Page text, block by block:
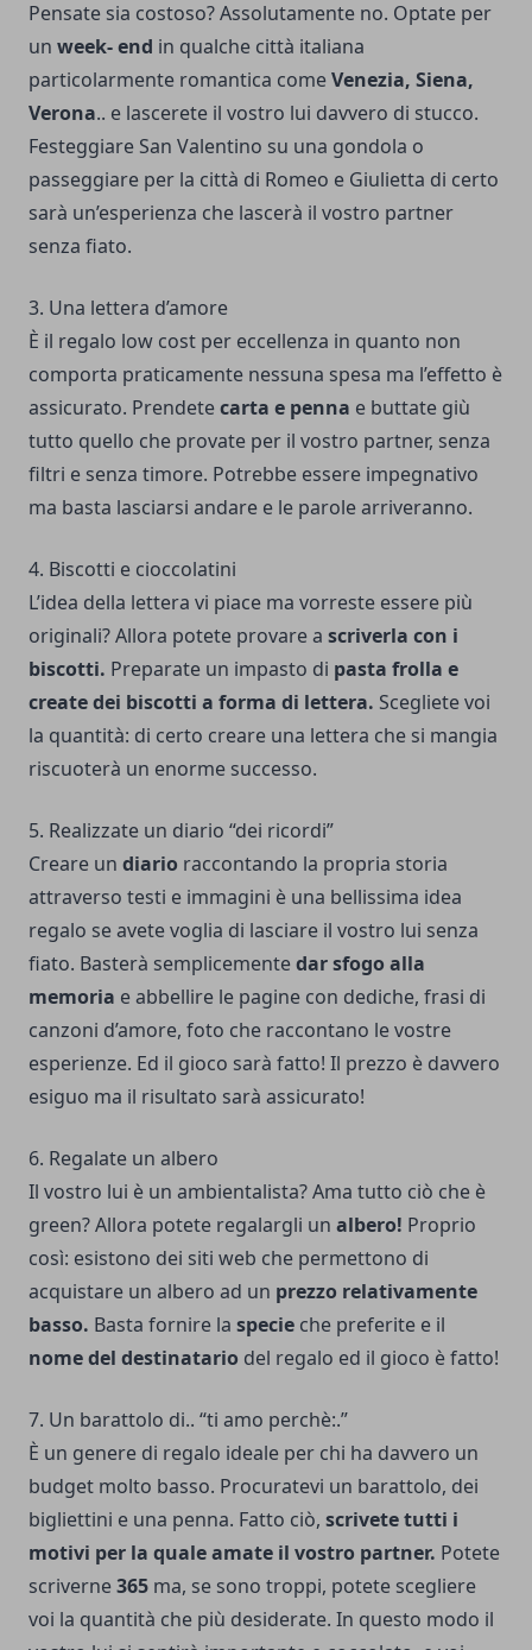
Pensate sia costoso? Assolutamente no. Optate per
un week- end in qualche città italiana
particolarmente romantica comeVenezia, Siena,
Verona.. e lascerete il vostro lui davvero di stucco.
Festeggiare San Valentino su una gondola o
passeggiare per la città di Romeo e Giulietta di certo
sarà un’esperienza che lascerà il vostro partner
senza fiato.
3. Una lettera d’amore
È il regalo low cost per eccellenza in quanto non
comporta praticamente nessuna spesa ma l’effetto è
assicurato. Prendetecarta e penna e buttate giù
tutto quello che provate per il vostro partner, senza
filtri e senza timore. Potrebbe essere impegnativo
ma basta lasciarsi andare e le parole arriveranno.
4. Biscotti e cioccolatini
L’idea della lettera vi piace ma vorreste essere più
originali? Allora potete provare a scriverla con i
biscotti. Preparate un impasto di pasta frolla e
create dei biscotti a forma di lettera. Scegliete voi
la quantità: di certo creare una lettera che si mangia
riscuoterà un enorme successo.
5. Realizzate un diario “dei ricordi”
Creare un diario raccontando la propria storia
attraverso testi e immagini è una bellissima idea
regalo se avete voglia di lasciare il vostro lui senza
fiato. Basterà semplicementedar sfogo alla
memoria e abbellire le pagine con dediche, frasi di
canzoni d’amore, foto che raccontano le vostre
esperienze. Ed il gioco sarà fatto! Il prezzo è davvero
esiguo ma il risultato sarà assicurato!
6. Regalate un albero
Il vostro lui è un ambientalista? Ama tutto ciò che è
green? Allora potete regalargli un albero! Proprio
così: esistono dei siti web che permettono di
acquistare un albero ad un prezzo relativamente
basso. Basta fornire la specie che preferite e il
nome del destinatario del regalo ed il gioco è fatto!
7. Un barattolo di.. “ti amo perchè:.”
È un genere di regalo ideale per chi ha davvero un
budget molto basso. Procuratevi un barattolo, dei
bigliettini e una penna. Fatto ciò, scrivete tutti i
motivi per la quale amate il vostro partner. Potete
scriverne365 ma, se sono troppi, potete scegliere
voi la quantità che più desiderate. In questo modo il